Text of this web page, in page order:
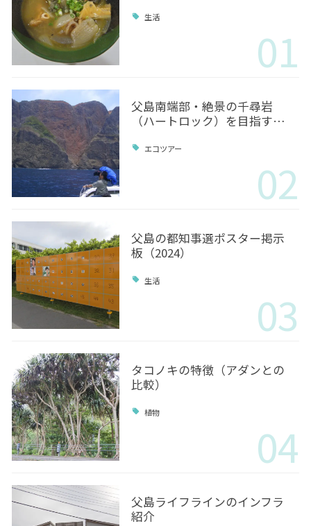
生活
01
父島南端部・絶景の千尋岩
（ハートロック）を目指す…
エコツアー
02
父島の都知事選ポスター掲示
板（2024）
生活
03
タコノキの特徴（アダンとの
比較）
植物
04
父島ライフラインのインフラ
紹介